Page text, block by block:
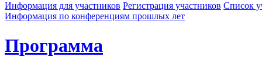
Информация для участников Регистрация участников Список
Информация по конференциям прошлых лет
Программа